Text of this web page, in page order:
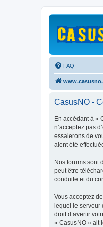
FAQ
CasusNO -
En accédant à «
n’acceptez pas
essaierons de
aient été
Nos forums sont
peut être
conduite et du
Vous acceptez
lequel le serveur
droit d’avertir
« CasusNO » ait